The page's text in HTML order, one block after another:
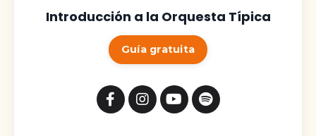
Introducción a la Orquesta Típica
Guía gratuita